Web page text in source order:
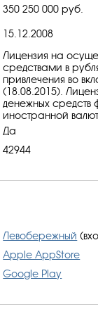
350 250 000 руб.
15.12.2008
Лицензия на
средствами в
привлечения во
(18.08.2015).
денежных средств
иностранной
Да
42944
Левобережный
Apple AppStore
Google Play